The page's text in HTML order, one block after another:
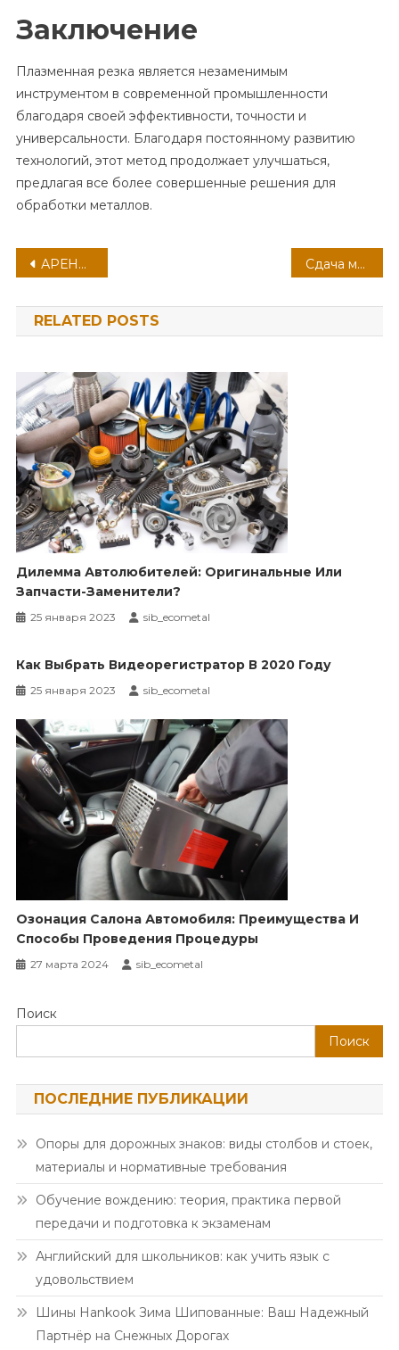
Заключение
Плазменная резка является незаменимым
инструментом в современной промышленности
благодаря своей эффективности, точности и
универсальности. Благодаря постоянному развитию
технологий, этот метод продолжает улучшаться,
предлагая все более совершенные решения для
обработки металлов.
Навигация
по
записям
АРЕНДА АВТО БЕЗ ВОДИТЕЛЯ В ГОРОДЕ СЕВАСТОПОЛЕ Сдача металлолома: Что нужно знать
RELATED POSTS
Дилемма Автолюбителей: Оригинальные Или
Запчасти-Заменители?
25 января 2023 sib_ecometal
Как Выбрать Видеорегистратор В 2020 Году
25 января 2023 sib_ecometal
Озонация Салона Автомобиля: Преимущества И
Способы Проведения Процедуры
27 марта 2024 sib_ecometal
Поиск
Поиск
ПОСЛЕДНИЕ ПУБЛИКАЦИИ
Опоры для дорожных знаков: виды столбов и стоек,
материалы и нормативные требования
Обучение вождению: теория, практика первой
передачи и подготовка к экзаменам
Английский для школьников: как учить язык с
удовольствием
Шины Hankook Зима Шипованные: Ваш Надежный
Партнёр на Снежных Дорогах